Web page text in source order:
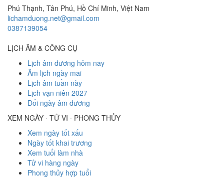
Phú Thạnh, Tân Phú, Hồ Chí Minh, Việt Nam
lichamduong.net@gmail.com
0387139054
LỊCH ÂM & CÔNG CỤ
Lịch âm dương hôm nay
Âm lịch ngày mai
Lịch âm tuần này
Lịch vạn niên 2027
Đổi ngày âm dương
XEM NGÀY · TỬ VI · PHONG THỦY
Xem ngày tốt xấu
Ngày tốt khai trương
Xem tuổi làm nhà
Tử vi hàng ngày
Phong thủy hợp tuổi